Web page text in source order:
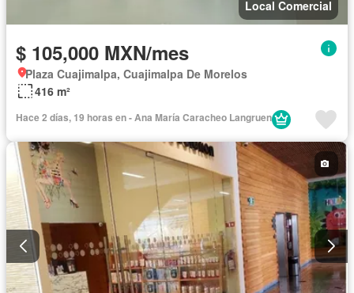
Local Comercial
$ 105,000 MXN/mes
Plaza Cuajimalpa, Cuajimalpa De Morelos
416 m²
Hace 2 días, 19 horas en - Ana María Caracheo Langruen